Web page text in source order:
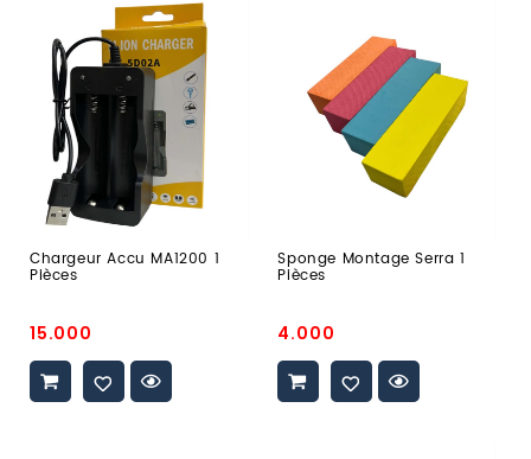
mA1200
Pièces
Chargeur Accu MA1200 1
Pièces
Prix
promo
15.000
Pièces
Sponge Montage Serra 1
Pièces
Prix
promo
4.000